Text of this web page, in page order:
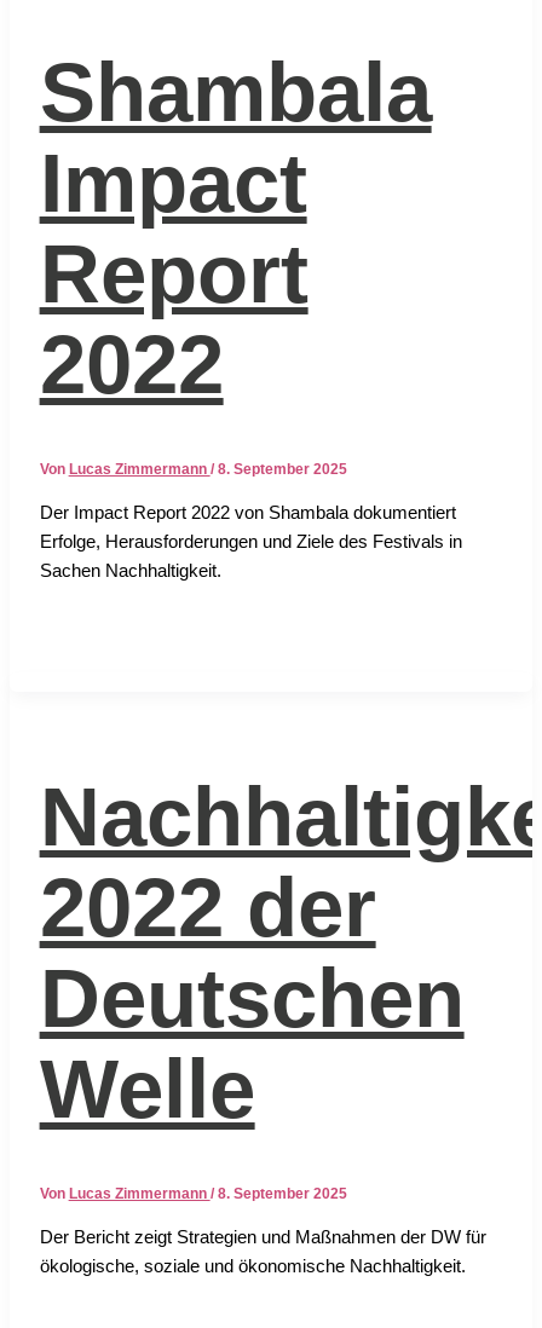
Shambala
Impact
Report
2022
Von Lucas Zimmermann / 8. September 2025
Der Impact Report 2022 von Sham­ba­la doku­men­tiert
Erfol­ge, Her­aus­for­de­run­gen und Zie­le des Fes­ti­vals in
Sachen Nach­hal­tig­keit.
2022 der
Deutschen
Welle
Von Lucas Zimmermann / 8. September 2025
Der Bericht zeigt Stra­te­gien und Maß­nah­men der DW für
öko­lo­gi­sche, sozia­le und öko­no­mi­sche Nach­hal­tig­keit.